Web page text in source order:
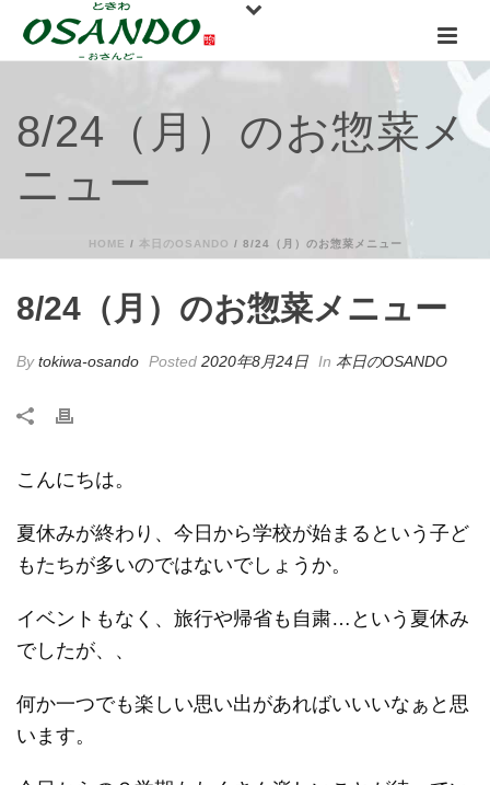
8/24（月）のお惣菜メ
ニュー
HOME / 本日のOSANDO / 8/24（月）のお惣菜メニュー
8/24（月）のお惣菜メニュー
Bytokiwa-osando Posted 2020年8月24日 In 本日のOSANDO
こんにちは。
夏休みが終わり、今日から学校が始まるという子ど
もたちが多いのではないでしょうか。
イベントもなく、旅行や帰省も自粛…という夏休み
でしたが、、
何か一つでも楽しい思い出があればいいいなぁと思
います。